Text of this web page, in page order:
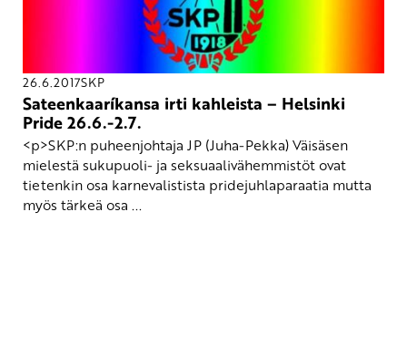
26.6.2017SKP
Sateenkaaríkansa irti kahleista – Helsinki
Pride 26.6.-2.7.
<p>SKP:n puheenjohtaja JP (Juha-Pekka) Väisäsen
mielestä sukupuoli- ja seksuaalivähemmistöt ovat
tietenkin osa karnevalistista pridejuhlaparaatia mutta
myös tärkeä osa ...